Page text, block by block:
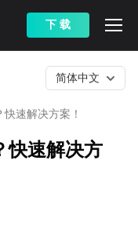
下 载
速解决方案！
简体中文
快速解决方